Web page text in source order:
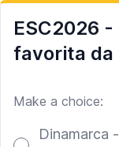
ESC2026
favorita da
Make a choice:
Dinamarca